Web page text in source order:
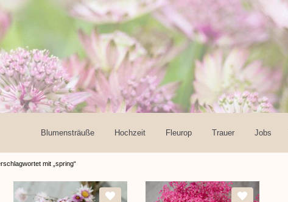
Blumensträuße Hochzeit Fleurop Trauer Jobs
mit „spring“